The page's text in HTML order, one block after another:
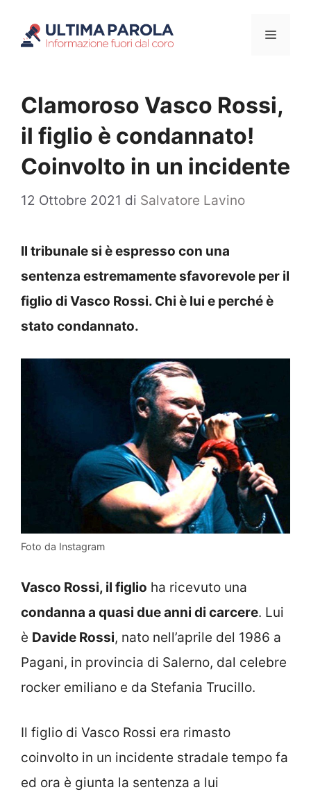
Menu
Clamoroso Vasco Rossi,
il figlio è condannato!
Coinvolto in un incidente
12 Ottobre 2021 di Salvatore Lavino
Il tribunale si è espresso con una
sentenza estremamente sfavorevole per il
figlio di Vasco Rossi. Chi è lui e perché è
stato condannato.
Foto da Instagram
Vasco Rossi, il figlio ha ricevuto una
condanna a quasi due anni di carcere. Lui
è Davide Rossi, nato nell’aprile del 1986 a
Pagani, in provincia di Salerno, dal celebre
rocker emiliano e da Stefania Trucillo.
Il figlio di Vasco Rossi era rimasto
coinvolto in un incidente stradale tempo fa
ed ora è giunta la sentenza a lui